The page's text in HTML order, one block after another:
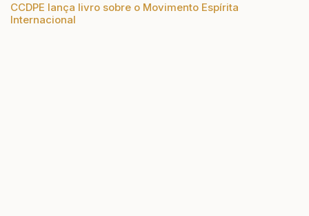
CCDPE lança livro sobre o Movimento Espírita
Internacional